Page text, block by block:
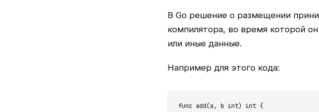
В Go решение о размещении
компилятора, во время которой
или иные данные.
Например для этого кода:
func add(a, b int) int {